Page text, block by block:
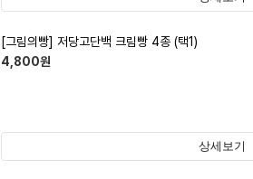
[그림의빵] 저당고단백 크림빵 4종 (택1)
4,800원
상세보기